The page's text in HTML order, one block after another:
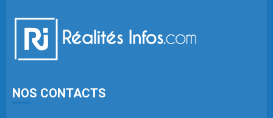
NOS CONTACTS